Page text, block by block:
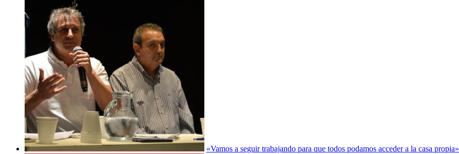
«Vamos a seguir trabajando para que todos podamos acceder a la casa propia»